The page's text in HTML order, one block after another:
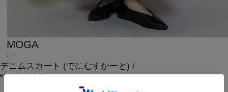
MOGA
デニムスカート (でにむすかーと) /
¥19,800
50%OFF